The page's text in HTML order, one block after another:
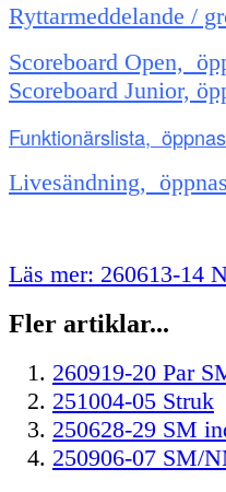
Ryttarmeddelande /
Scoreboard Open,
Scoreboard Junior,
Funktionärslista,
Livesändning,
Läs mer: 260613-14
Fler artiklar...
260919-20 Par
251004-05 Struk
250628-29 SM
250906-07 SM/